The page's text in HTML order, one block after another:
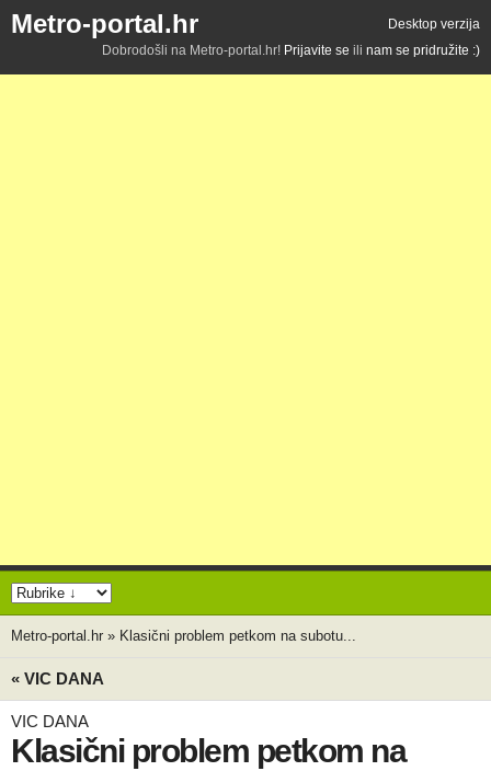
Metro-portal.hr
Desktop verzija
Dobrodošli na Metro-portal.hr! Prijavite se ili nam se pridružite :)
Metro-portal.hr » Klasični problem petkom na subotu...
« VIC DANA
VIC DANA
Klasični problem petkom na